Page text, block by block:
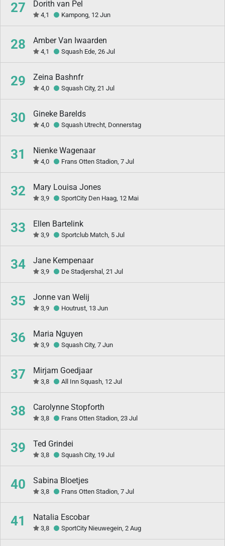
27 Dorith van Pel
4,1 Kampong, 12 Jun
28 Amber Van Iwaarden
4,1 Squash Ede, 26 Jul
29 Zeina Bashnfr
4,0 Squash City, 21 Jul
30 Gineke Barelds
4,0 Squash Utrecht, Donnerstag
31 Nienke Wagenaar
4,0 Frans Otten Stadion, 7 Jul
32 Mary Louisa Jones
3,9 SportCity Den Haag, 12 Mai
33 Ellen Bartelink
3,9 Sportclub Match, 5 Jul
34 Jane Kempenaar
3,9 De Stadjershal, 21 Jul
35 Jonne van Welij
3,9 Houtrust, 13 Jun
36 Maria Nguyen
3,9 Squash City, 7 Jun
37 Mirjam Goedjaar
3,8 All Inn Squash, 12 Jul
38 Carolynne Stopforth
3,8 Frans Otten Stadion, 23 Jul
39 Ted Grindei
3,8 Squash City, 19 Jul
40 Sabina Bloetjes
3,8 Frans Otten Stadion, 7 Jul
41 Natalia Escobar
3,8 SportCity Nieuwegein, 2 Aug